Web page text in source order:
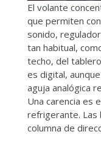
El volante
que permiten
sonido,
tan habitual,
techo, del
es digital,
aguja analógica
Una carencia es
refrigerante. Las
columna de